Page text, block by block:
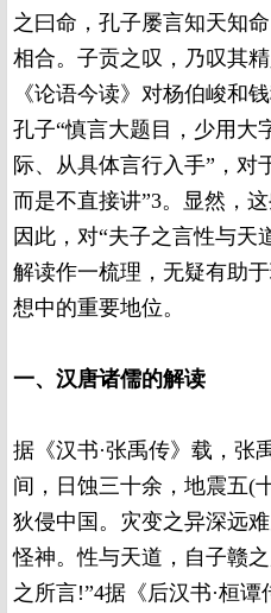
之曰命，孔子屡言知天知
相合。子贡之叹，乃叹其
《论语今读》对杨伯峻和
孔子“慎言大题目，少用大
际、从具体言行入手”，对
而是不直接讲”3。显然，
因此，对“夫子之言性与天
解读作一梳理，无疑有助
想中的重要地位。
一、汉唐诸儒的解读
据《汉书·张禹传》载，张
间，日蚀三十余，地震五(
狄侵中国。灾变之异深远
怪神。性与天道，自子赣
之所言!”4据《后汉书·桓